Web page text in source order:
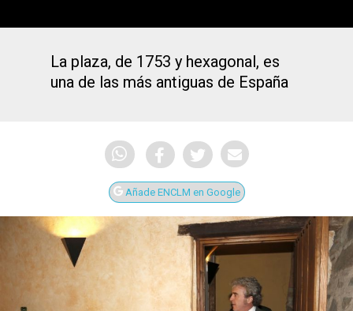
La plaza, de 1753 y hexagonal, es
una de las más antiguas de España
Añade ENCLM en Google